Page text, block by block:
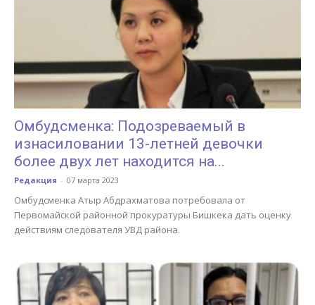
Омбудсменка: Подозреваемый в
изнасиловании 13-летней девочки
более двух лет находится на...
Редакция - 07 марта 2023
Омбудсменка Атыр Абдрахматова потребовала от
Первомайской районной прокуратуры Бишкека дать оценку
действиям следователя УВД района.